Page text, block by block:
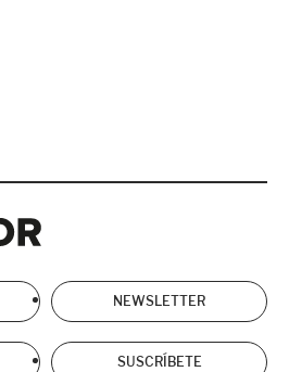
NEWSLETTER
SUSCRÍBETE